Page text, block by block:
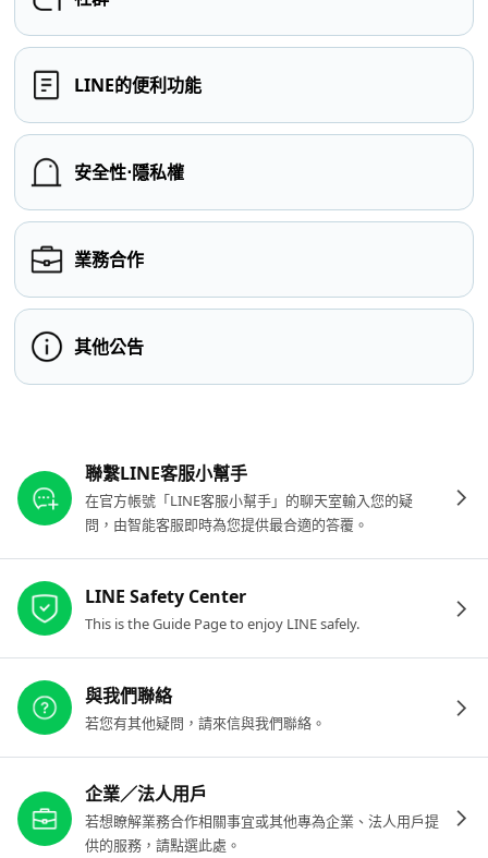
LINE的便利功能
安全性⋅隱私權
業務合作
其他公告
聯繫LINE客服小幫手
在官方帳號「LINE客服小幫手」的聊天室輸入您的疑
問，由智能客服即時為您提供最合適的答覆。
LINE Safety Center
This is the Guide Page to enjoy LINE safely.
與我們聯絡
若您有其他疑問，請來信與我們聯絡。
企業／法人用戶
若想瞭解業務合作相關事宜或其他專為企業、法人用戶提
供的服務，請點選此處。